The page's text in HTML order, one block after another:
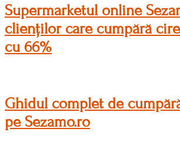
Supermarketul online
clienților care cumpără
cu 66%
Ghidul complet de
pe Sezamo.ro